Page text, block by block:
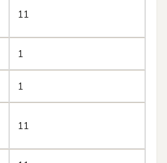
11
1
1
11